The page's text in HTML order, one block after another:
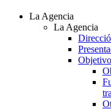
La Agencia
La Agencia